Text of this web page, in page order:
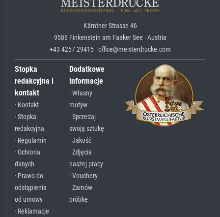
Kärntner Strasse 46
9586 Finkenstein am Faaker See · Austria
+43 4257 29415 · office@meisterdrucke.com
Stopka
redakcyjna i
kontakt
· Kontakt
· Stopka
redakcyjna
· Regulamin
· Ochrona
danych
· Prawo do
odstąpienia
od umowy
· Reklamacje
Dodatkowe
informacje
· Własny
motyw
· Sprzedaj
swoją sztukę
· Jakość
· Zdjęcia
naszej pracy
· Vouchery
· Zamów
próbkę